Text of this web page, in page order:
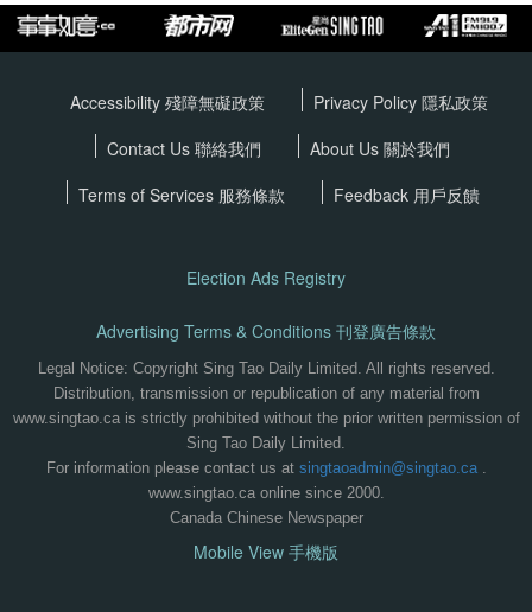
Accessibility 殘障無礙政策 Privacy Policy 隱私政策
Contact Us 聯絡我們
About Us 關於我們
Terms of Services 服務條款 Feedback 用戶反饋
Election Ads Registry
Advertising Terms & Conditions 刊登廣告條款
Legal Notice: Copyright Sing Tao Daily Limited. All rights reserved.
Distribution, transmission or republication of any material from
www.singtao.ca is strictly prohibited without the prior written permission of
Sing Tao Daily Limited.
For information please contact us at singtaoadmin@singtao.ca.
www.singtao.ca online since 2000.
Canada Chinese Newspaper
Mobile View 手機版